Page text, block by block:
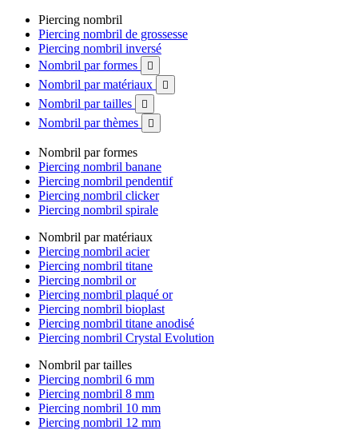
Piercing nombril
Piercing nombril de grossesse
Piercing nombril inversé
Nombril par formes

Nombril par matériaux 
Nombril par tailles 
Nombril par thèmes 
Nombril par formes
Piercing nombril banane
Piercing nombril pendentif
Piercing nombril clicker
Piercing nombril spirale
Nombril par matériaux
Piercing nombril acier
Piercing nombril titane
Piercing nombril or
Piercing nombril plaqué or
Piercing nombril bioplast
Piercing nombril titane anodisé
Piercing nombril Crystal Evolution
Nombril par tailles
Piercing nombril 6 mm
Piercing nombril 8 mm
Piercing nombril 10 mm
Piercing nombril 12 mm